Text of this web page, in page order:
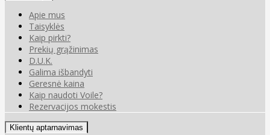
Apie mus
Taisyklės
Kaip pirkti?
Prekių grąžinimas
D.U.K.
Galima išbandyti
Geresnė kaina
Kaip naudoti Voile?
Rezervacijos mokestis
Klientų aptarnavimas